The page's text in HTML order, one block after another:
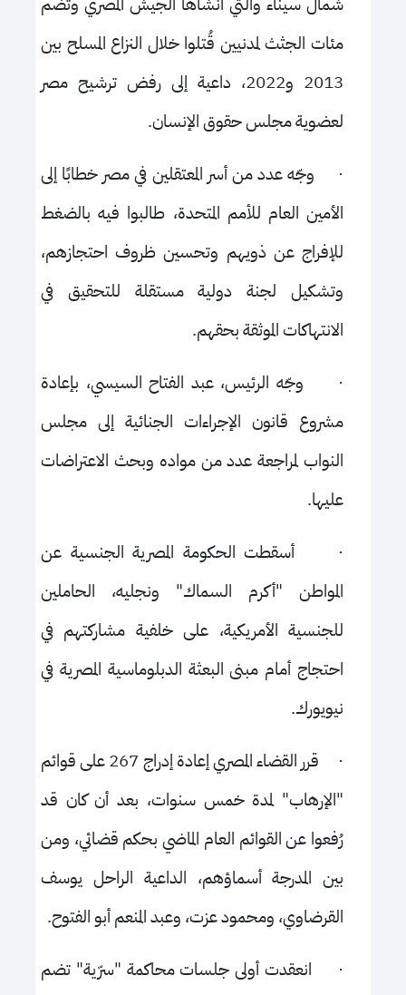
مئات الجثث لمدنيين قُتلوا خلال النزاع المسلح بين
2013 و2022، داعية إلى رفض ترشيح مصر
لعضوية مجلس حقوق الإنسان.
· وجّه عدد من أسر المعتقلين في مصر خطابًا إلى
الأمين العام للأمم المتحدة، طالبوا فيه بالضغط
للإفراج عن ذويهم وتحسين ظروف احتجازهم،
وتشكيل لجنة دولية مستقلة للتحقيق في
الانتهاكات الموثقة بحقهم.
· وجّه الرئيس، عبد الفتاح السيسي، بإعادة
مشروع قانون الإجراءات الجنائية إلى مجلس
النواب لمراجعة عدد من مواده وبحث الاعتراضات
عليها.
· أسقطت الحكومة المصرية الجنسية عن
المواطن "أكرم السماك" ونجليه، الحاملين
للجنسية الأمريكية، على خلفية مشاركتهم في
احتجاج أمام مبنى البعثة الدبلوماسية المصرية في
نيويورك.
·
قرر القضاء المصري إعادة إدراج 267 على قوائم
"الإرهاب" لمدة خمس سنوات، بعد أن كان قد
رُفعوا عن القوائم العام الماضي بحكم قضائي، ومن
بين المدرجة أسماؤهم، الداعية الراحل يوسف
القرضاوي، ومحمود عزت، وعبد المنعم أبو الفتوح.
· انعقدت أولى جلسات محاكمة "سرّية" تضم